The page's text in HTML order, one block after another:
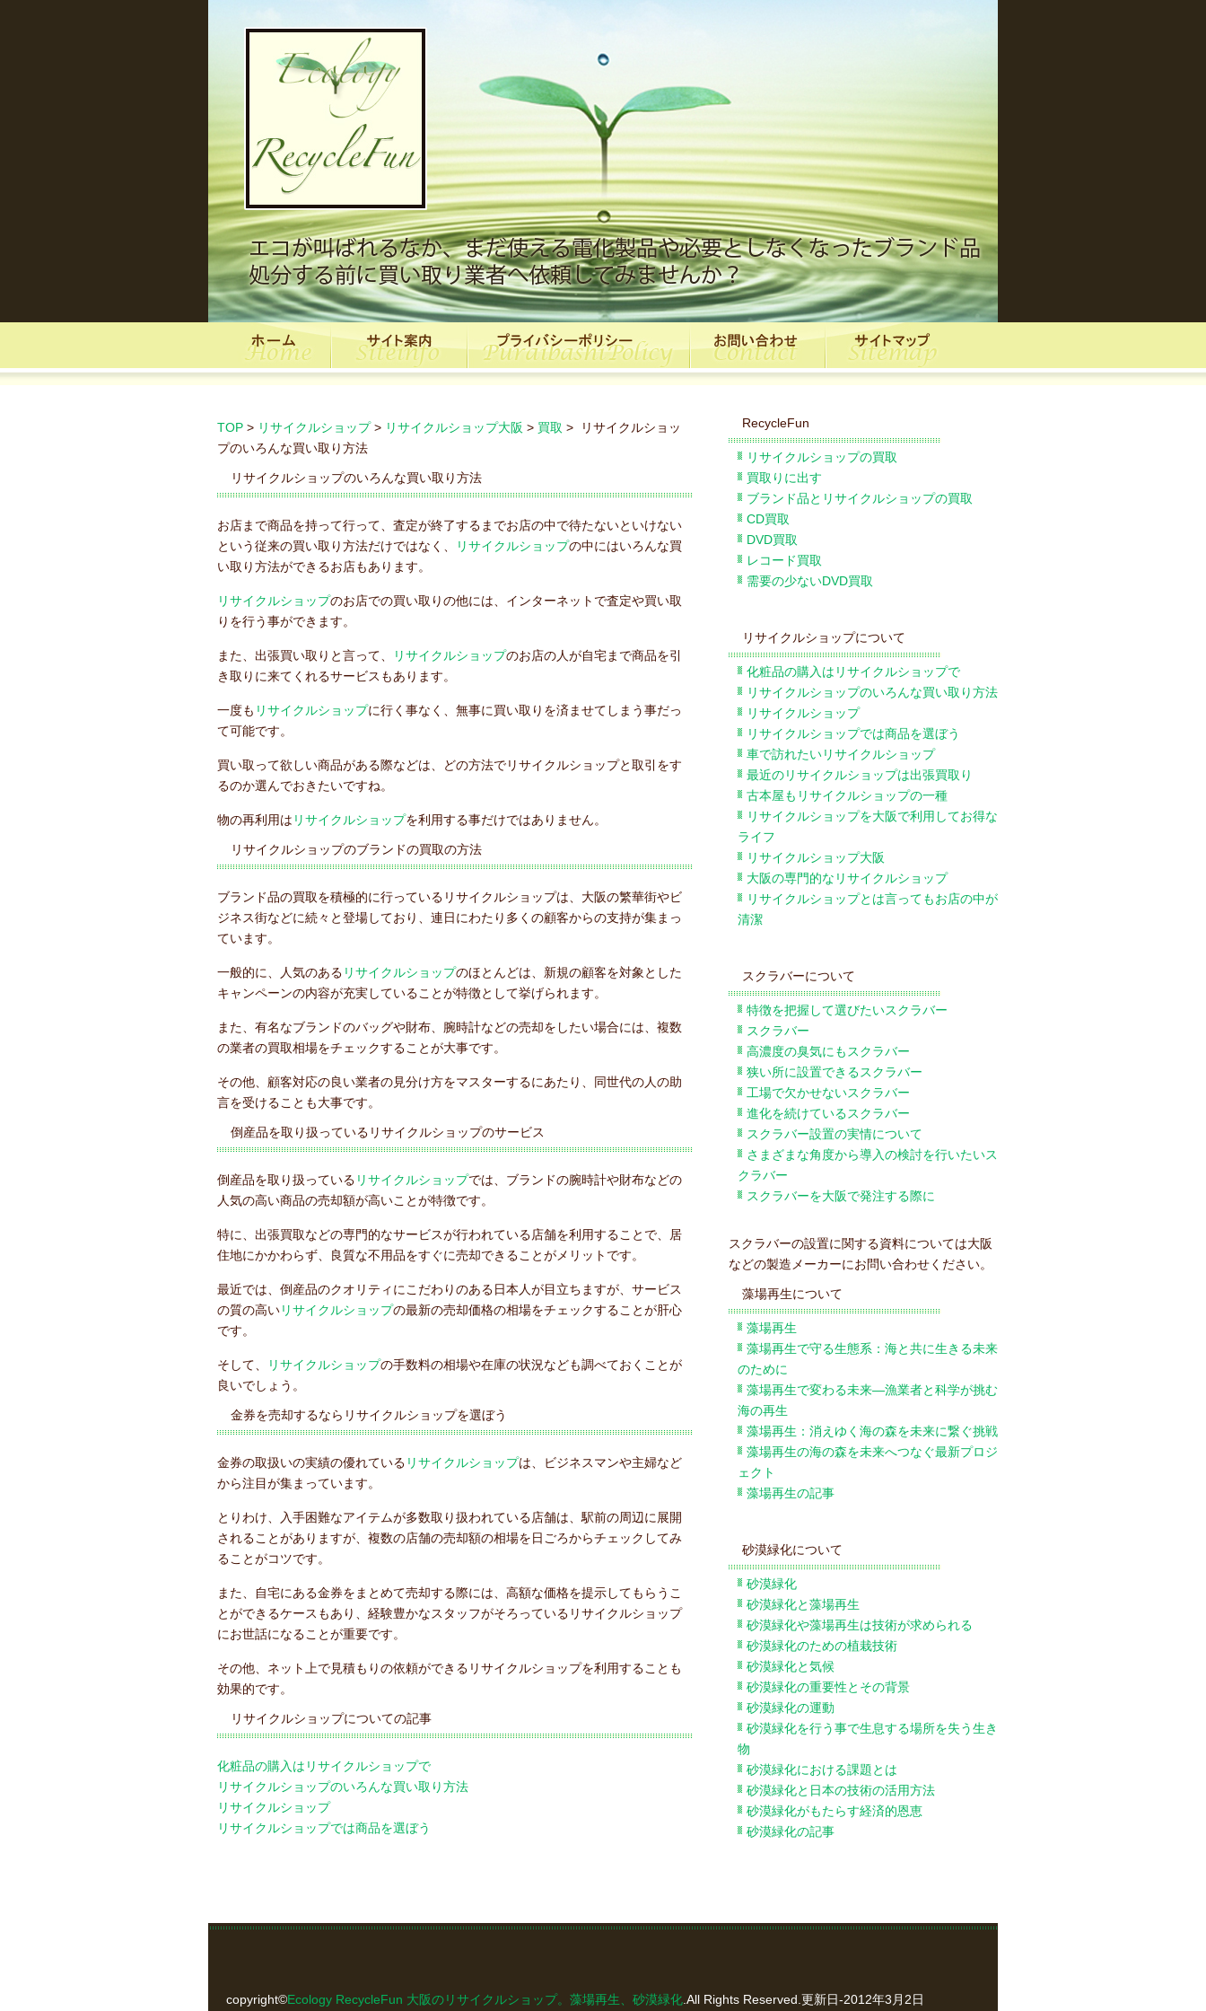
TOP > リサイクルショップ> リサイクルショップ大阪 > 買取 > リサイクルショッ
プのいろんな買い取り方法
リサイクルショップのいろんな買い取り方法
お店まで商品を持って行って、査定が終了するまでお店の中で待たないといけない
という従来の買い取り方法だけではなく、
リサイクルショップの中にはいろんな買
い取り方法ができるお店もあります。
リサイクルショップのお店での買い取りの他には、インターネットで査定や買い取
りを行う事ができます。
また、出張買い取りと言って、 リサイクルショップのお店の人が自宅まで商品を引
き取りに来てくれるサービスもあります。
一度も リサイクルショップに行く事なく、無事に買い取りを済ませてしまう事だっ
て可能です。
買い取って欲しい商品がある際などは、どの方法でリサイクルショップと取引をす
るのか選んでおきたいですね。
物の再利用は リサイクルショップを利用する事だけではありません。
リサイクルショップのブランドの買取の方法
ブランド品の買取を積極的に行っているリサイクルショップは、大阪の繁華街やビ
ジネス街などに続々と登場しており、連日にわたり多くの顧客からの支持が集まっ
ています。
一般的に、人気のある リサイクルショップのほとんどは、新規の顧客を対象とした
キャンペーンの内容が充実していることが特徴として挙げられます。
また、有名なブランドのバッグや財布、腕時計などの売却をしたい場合には、複数
の業者の買取相場をチェックすることが大事です。
その他、顧客対応の良い業者の見分け方をマスターするにあたり、同世代の人の助
言を受けることも大事です。
倒産品を取り扱っているリサイクルショップのサービス
倒産品を取り扱っている リサイクルショップでは、ブランドの腕時計や財布などの
人気の高い商品の売却額が高いことが特徴です。
特に、出張買取などの専門的なサービスが行われている店舗を利用することで、居
住地にかかわらず、良質な不用品をすぐに売却できることがメリットです。
最近では、倒産品のクオリティにこだわりのある日本人が目立ちますが、サービス
の質の高いリサイクルショップの最新の売却価格の相場をチェックすることが肝心
です。
そして、 リサイクルショップの手数料の相場や在庫の状況なども調べておくことが
良いでしょう。
金券を売却するならリサイクルショップを選ぼう
金券の取扱いの実績の優れている リサイクルショップは、ビジネスマンや主婦など
から注目が集まっています。
とりわけ、入手困難なアイテムが多数取り扱われている店舗は、駅前の周辺に展開
されることがありますが、複数の店舗の売却額の相場を日ごろからチェックしてみ
ることがコツです。
また、自宅にある金券をまとめて売却する際には、高額な価格を提示してもらうこ
とができるケースもあり、経験豊かなスタッフがそろっているリサイクルショップ
にお世話になることが重要です。
その他、ネット上で見積もりの依頼ができるリサイクルショップを利用することも
効果的です。
リサイクルショップについての記事
化粧品の購入はリサイクルショップで
リサイクルショップのいろんな買い取り方法
リサイクルショップ
リサイクルショップでは商品を選ぼう
RecycleFun
リサイクルショップの買取
買取りに出す
ブランド品とリサイクルショップの買取
CD買取
DVD買取
レコード買取
需要の少ないDVD買取
リサイクルショップについて
化粧品の購入はリサイクルショップで
リサイクルショップのいろんな買い取り方法
リサイクルショップ
リサイクルショップでは商品を選ぼう
車で訪れたいリサイクルショップ
最近のリサイクルショップは出張買取り
古本屋もリサイクルショップの一種
リサイクルショップを大阪で利用してお得な
ライフ
リサイクルショップ大阪
大阪の専門的なリサイクルショップ
リサイクルショップとは言ってもお店の中が
清潔
スクラバーについて
特徴を把握して選びたいスクラバー
スクラバー
高濃度の臭気にもスクラバー
狭い所に設置できるスクラバー
工場で欠かせないスクラバー
進化を続けているスクラバー
スクラバー設置の実情について
さまざまな角度から導入の検討を行いたいス
クラバー
スクラバーを大阪で発注する際に
スクラバーの設置に関する資料については大阪
などの製造メーカーにお問い合わせください。
藻場再生について
藻場再生
藻場再生で守る生態系：海と共に生きる未来
のために
藻場再生で変わる未来―漁業者と科学が挑む
海の再生
藻場再生：消えゆく海の森を未来に繋ぐ挑戦
藻場再生の海の森を未来へつなぐ最新プロジ
ェクト
藻場再生の記事
砂漠緑化について
砂漠緑化
砂漠緑化と藻場再生
砂漠緑化や藻場再生は技術が求められる
砂漠緑化のための植栽技術
砂漠緑化と気候
砂漠緑化の重要性とその背景
砂漠緑化の運動
砂漠緑化を行う事で生息する場所を失う生き
物
砂漠緑化における課題とは
砂漠緑化と日本の技術の活用方法
砂漠緑化がもたらす経済的恩恵
砂漠緑化の記事
copyright©Ecology RecycleFun 大阪のリサイクルショップ。藻場再生、砂漠緑化 .All Rights Reserved.更新日-2012年3月2日